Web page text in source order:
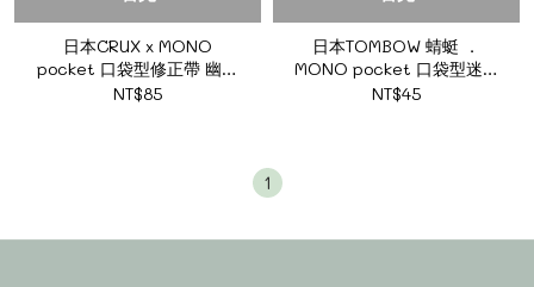
日本CRUX x MONO
pocket 口袋型修正帶 幽幽
家族 2款
NT$85
日本TOMBOW 蜻蜓 ．
MONO pocket 口袋型迷你
修正帶
NT$45
1